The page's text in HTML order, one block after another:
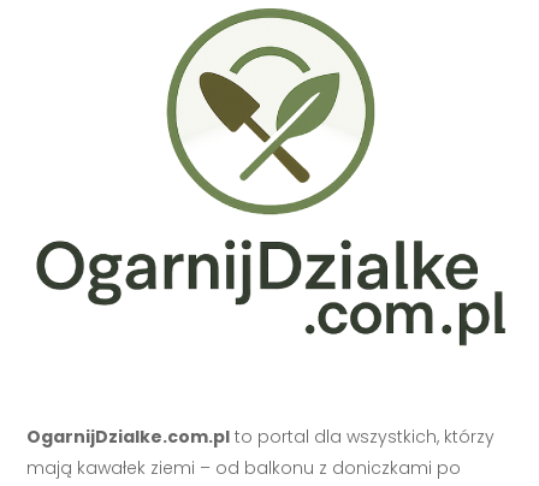
OgarnijDzialke.com.pl to portal dla wszystkich, którzy
mają kawałek ziemi – od balkonu z doniczkami po